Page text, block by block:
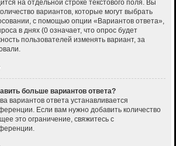
на отдельной строке текстового поля. Вы
вариантов, которые могут выбрать
с помощью опции «Вариантов ответа»,
в днях (0 означает, что опрос будет
пользователей изменять вариант, за
больше вариантов ответа?
вариантов ответа устанавливается
Если вам нужно добавить количество
это ограничение, свяжитесь с